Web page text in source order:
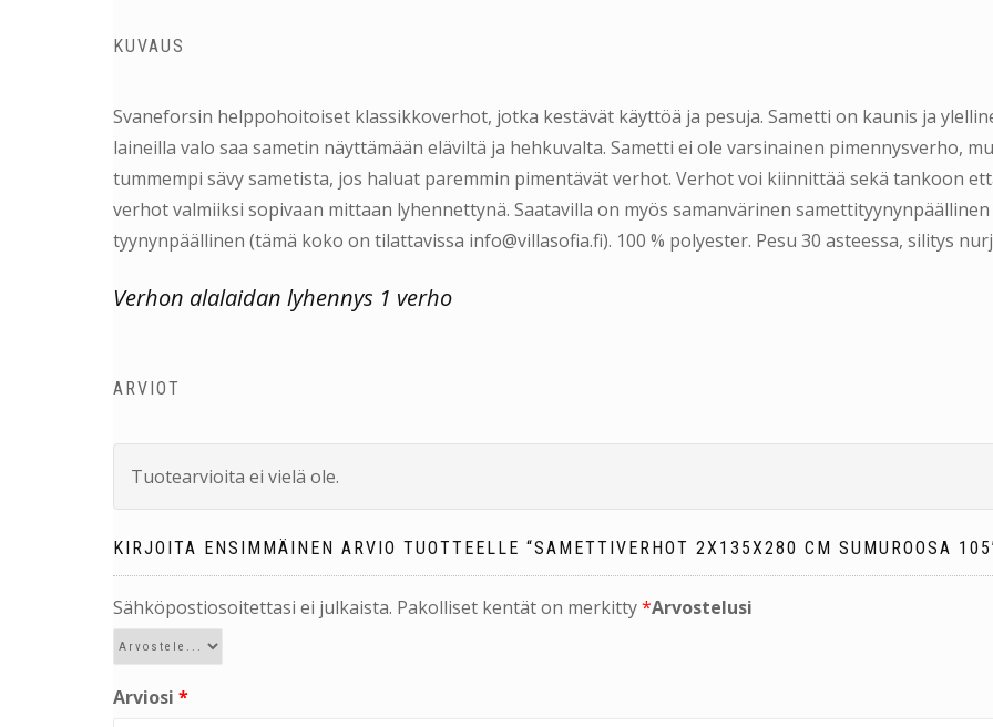
KUVAUS
Svaneforsin helppohoitoiset klassikkoverhot, jotka kestävät käyttöä ja pesuja. Sametti on kaunis ja
laineilla valo saa sametin näyttämään eläviltä ja hehkuvalta. Sametti ei ole varsinainen pimennysverho,
tummempi sävy sametista, jos haluat paremmin pimentävät verhot. Verhot voi kiinnittää sekä tankoon
verhot valmiiksi sopivaan mittaan lyhennettynä. Saatavilla on myös samanvärinen samettityynynpäällinen
tyynynpäällinen (tämä koko on tilattavissa info@villasofia.fi). 100 % polyester. Pesu 30 asteessa, silitys
Verhon alalaidan lyhennys 1 verho
ARVIOT
Tuotearvioita ei vielä ole.
KIRJOITA ENSIMMÄINEN ARVIO TUOTTEELLE “SAMETTIVERHOT 2X135X280 CM SUMUROOSA
Sähköpostiosoitettasi ei julkaista. Pakolliset kentät on merkitty*Arvostelusi
Arviosi *